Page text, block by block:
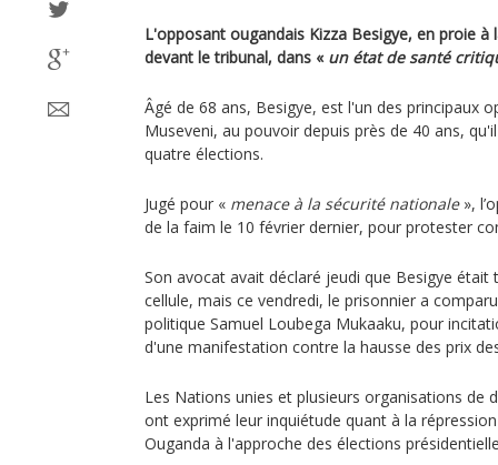
L'opposant ougandais Kizza Besigye, en proie
devant le tribunal, dans « un état de santé
Âgé de 68 ans, Besigye, est l'un des principaux
Museveni, au pouvoir depuis près de 40 ans,
quatre élections.
Jugé pour « menace à la sécurité nationale»,
de la faim le 10 février dernier, pour protester
Son avocat avait déclaré jeudi que Besigye
cellule, mais ce vendredi, le prisonnier a
politique Samuel Loubega Mukaaku, pour
d'une manifestation contre la hausse des prix
Les Nations unies et plusieurs organisations de
ont exprimé leur inquiétude quant à la
Ouganda à l'approche des élections